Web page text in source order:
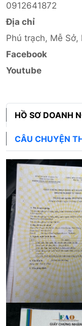
0912641872
Địa chỉ
Phú trạch, Mễ Sở,
Facebook
Youtube
HỒ SƠ DOANH
CÂU CHUYỆN